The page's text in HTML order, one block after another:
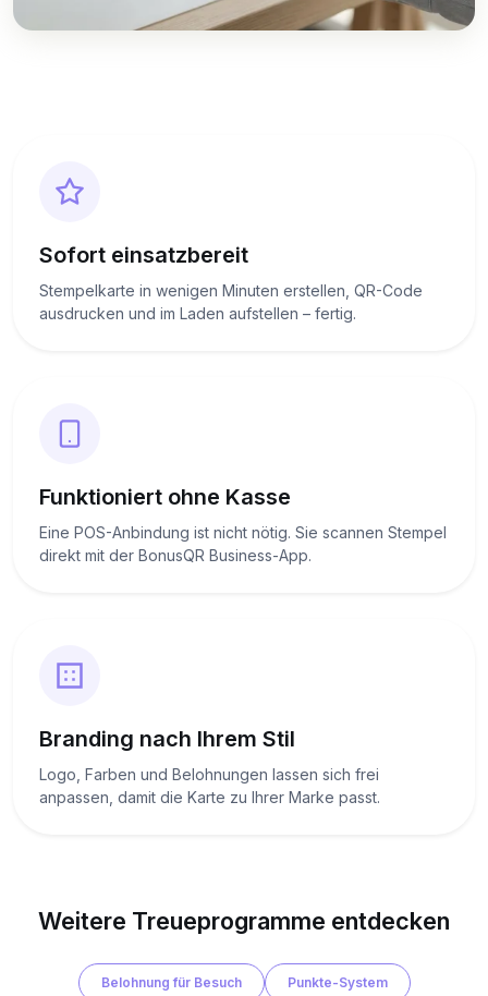
Sofort einsatzbereit
Stempelkarte in wenigen Minuten erstellen, QR-Code
ausdrucken und im Laden aufstellen – fertig.
Funktioniert ohne Kasse
Eine POS-Anbindung ist nicht nötig. Sie scannen Stempel
direkt mit der BonusQR Business-App.
Branding nach Ihrem Stil
Logo, Farben und Belohnungen lassen sich frei
anpassen, damit die Karte zu Ihrer Marke passt.
Weitere Treueprogramme entdecken
Belohnung für Besuch Punkte-System